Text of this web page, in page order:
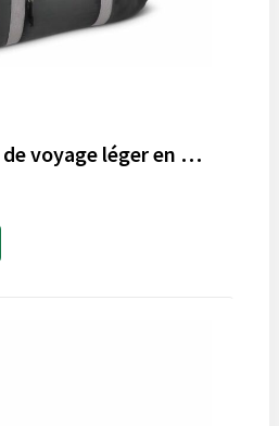
Sac de sport et de voyage léger en R-PET 190T, 48 x 23 x 23 cm, 20 litres